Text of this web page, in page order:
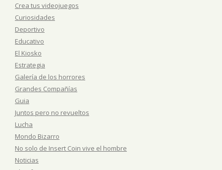
Crea tus videojuegos
Curiosidades
Deportivo
Educativo
El Kiosko
Estrategia
Galería de los horrores
Grandes Compañías
Guia
Juntos pero no revueltos
Lucha
Mondo Bizarro
No solo de Insert Coin vive el hombre
Noticias